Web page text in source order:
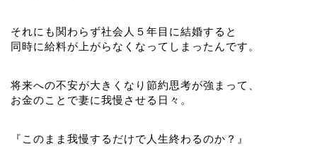
それにも関わらず社会人５年目に結婚すると
同時に給料が上がらなくなってしまったんです。
将来への不安が大きくなり節約思考が強まって、
お金のことで妻に我慢させる日々。
『このまま我慢するだけで人生終わるのか？』